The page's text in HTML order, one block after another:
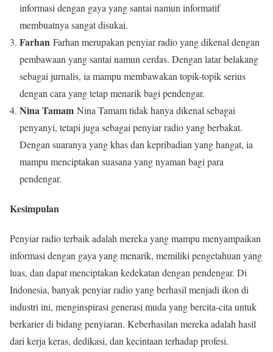
informasi dengan gaya yang santai namun informatif
membuatnya sangat disukai.
Farhan Farhan merupakan penyiar radio yang dikenal dengan
pembawaan yang santai namun cerdas. Dengan latar belakang
sebagai jurnalis, ia mampu membawakan topik-topik serius
dengan cara yang tetap menarik bagi pendengar.
Nina Tamam Nina Tamam tidak hanya dikenal sebagai
penyanyi, tetapi juga sebagai penyiar radio yang berbakat.
Dengan suaranya yang khas dan kepribadian yang hangat, ia
mampu menciptakan suasana yang nyaman bagi para
pendengar.
Kesimpulan
Penyiar radio terbaik adalah mereka yang mampu menyampaikan
informasi dengan gaya yang menarik, memiliki pengetahuan yang
luas, dan dapat menciptakan kedekatan dengan pendengar. Di
Indonesia, banyak penyiar radio yang berhasil menjadi ikon di
industri ini, menginspirasi generasi muda yang bercita-cita untuk
berkarier di bidang penyiaran. Keberhasilan mereka adalah hasil
dari kerja keras, dedikasi, dan kecintaan terhadap profesi.